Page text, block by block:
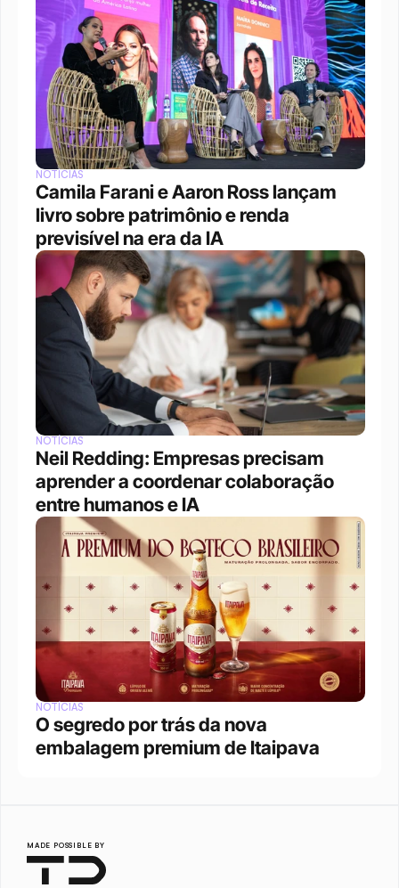
NOTÍCIAS
Camila Farani e Aaron Ross lançam
livro sobre patrimônio e renda
previsível na era da IA
NOTÍCIAS
Neil Redding: Empresas precisam
aprender a coordenar colaboração
entre humanos e IA
NOTÍCIAS
O segredo por trás da nova
embalagem premium de Itaipava
MADE POSSIBLE BY